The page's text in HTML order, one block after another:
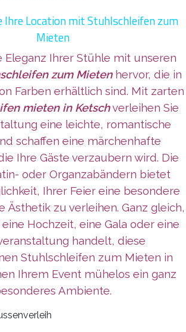
Ihre Location mit Stuhlschleifen zum
Mieten
Eleganz Ihrer Stühle mit unseren
zum Mietenhervor, die in
Farben erhältlich sind. Mit zarten
mieten in Ketschverleihen Sie
eine leichte, romantische
schaffen eine märchenhafte
Ihre Gäste verzaubern wird. Die
oder Organzabändern bietet
Ihrer Feier eine besondere
Ästhetik zu verleihen. Ganz gleich,
Hochzeit, eine Gala oder eine
handelt, diese
Stuhlschleifen zum Mieten in
Ihrem Event mühelos ein ganz
Ambiente.